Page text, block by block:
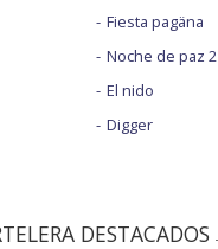
Fiesta pagäna
Noche de paz 2
El nido
Digger
DESTACADOS